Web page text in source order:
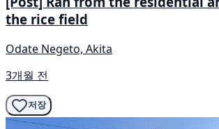
the rice field
Odate Negeto, Akita
3개월 전
저장